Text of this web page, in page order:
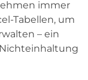
immer
Tabellen, um
– ein